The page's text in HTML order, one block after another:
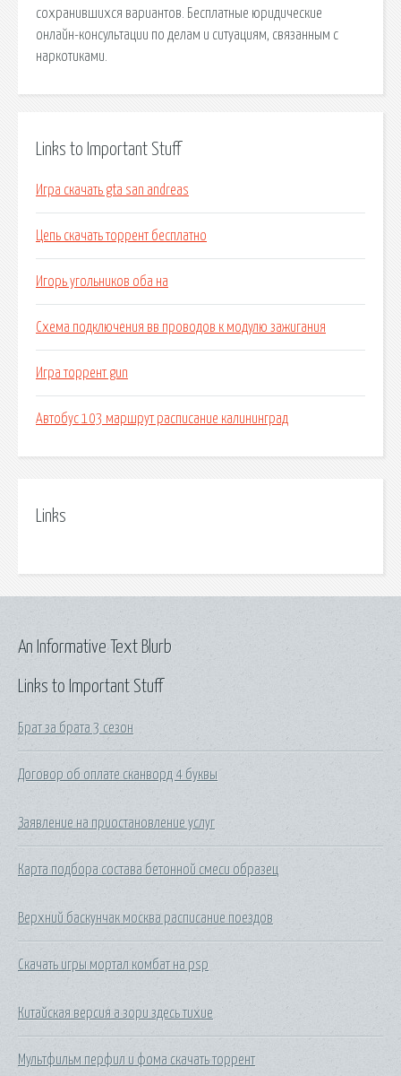
сохранившихся вариантов. Бесплатные юридические
онлайн-консультации по делам и ситуациям, связанным с
наркотиками.
Links to Important Stuff
Игра скачать gta san andreas
Цепь скачать торрент бесплатно
Игорь угольников оба на
Схема подключения вв проводов к модулю зажигания
Игра торрент gun
Автобус 103 маршрут расписание калининград
Links
Links to Important Stuff
Брат за брата 3 сезон
Договор об оплате сканворд 4 буквы
Заявление на приостановление услуг
Карта подбора состава бетонной смеси образец
Верхний баскунчак москва расписание поездов
Скачать игры мортал комбат на psp
Китайская версия а зори здесь тихие
Мультфильм перфил и фома скачать торрент
An Informative Text Blurb